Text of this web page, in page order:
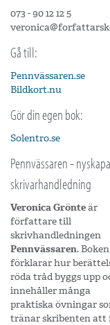
073 - 90 12 12 5
Gå till:
Pennvässaren.se
Bildkort.nu
Gör din egen bok:
Solentro.se
Pennvässaren -
skrivarhandledning
Veronica Grönteär
författare till
skrivhandledningen
Pennvässaren. Boken
förklarar hur
röda tråd byggs upp
innehåller många
praktiska övningar
tränar skribenten att